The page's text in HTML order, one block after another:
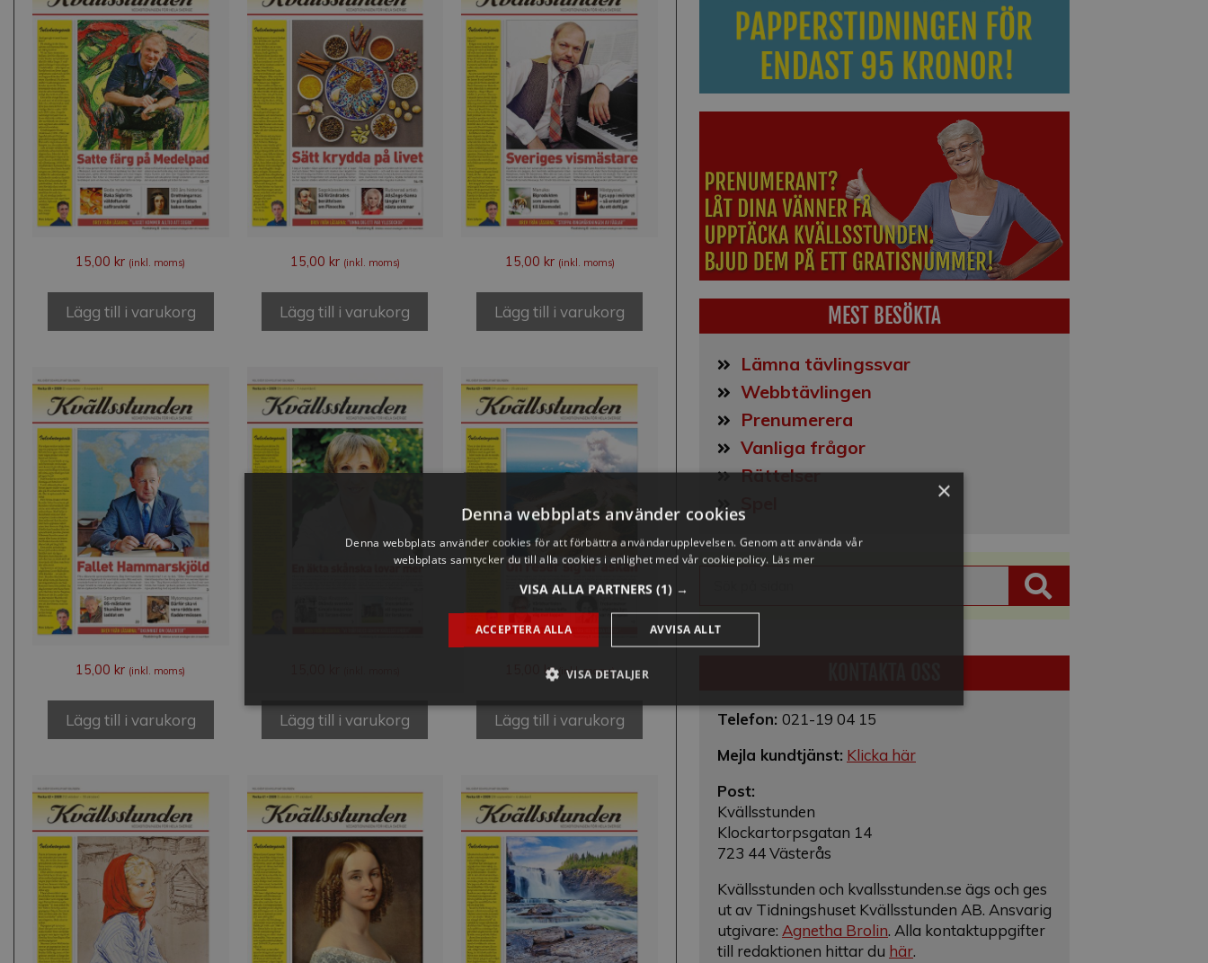
15,00kr (inkl. moms)
Lägg till i varukorg
15,00 kr (inkl. moms)
Lägg till i varukorg
15,00 kr (inkl. moms)
Lägg till i varukorg
15,00kr (inkl. moms)
Lägg till i varukorg Lägg till i varukorg
kr (inkl. moms)
Lägg till i varukorg
MEST BESÖKTA
Lämna tävlingssvar
Webbtävlingen
Prenumerera
Vanliga frågor
Rättelser
Telefon: 021-19 04 15
Mejla kundtjänst: Klicka här
Post:
Kvällsstunden
Klockartorpsgatan 14
723 44 Västerås
Kvällsstunden och kvallsstunden.se ägs och ges
ut av Tidningshuset Kvällsstunden AB. Ansvarig
utgivare: Agnetha Brolin. Alla kontaktuppgifter
till redaktionen hittar du här.
×
Denna webbplats använder cookies
Denna webbplats använder cookies för att förbättra användarupplevelsen. Genom att använda vår
webbplats samtycker du till alla cookies i enlighet med vår cookiepolicy. Läs mer
VISA ALLA PARTNERS (1) →
ACCEPTERA ALLA AVVISA ALLT
VISA DETALJER